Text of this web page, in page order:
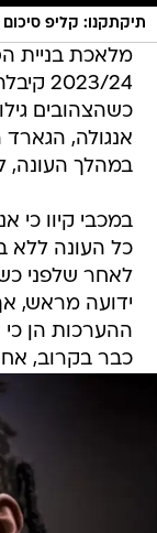
תיקתקנו: קליפ סיכום
מלאכת בניית
2023/
כשהצהובים
אנגולה,
במהלך העונה,
במכבי קיוו כי
כל העונה ללא
לאחר שלפני
ידועה מראש,
ההערכות הן
כבר בקרוב,